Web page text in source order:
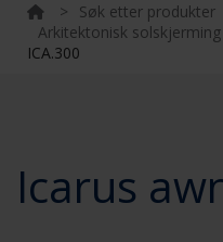
> Søk etter produkter
Arkitektonisk solskjerming
ICA.300
Icarus